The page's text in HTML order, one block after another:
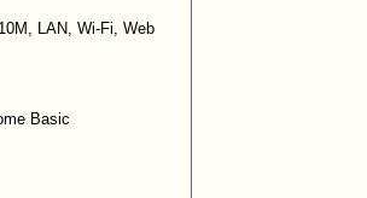
LAN, Wi-Fi, Web
Basic